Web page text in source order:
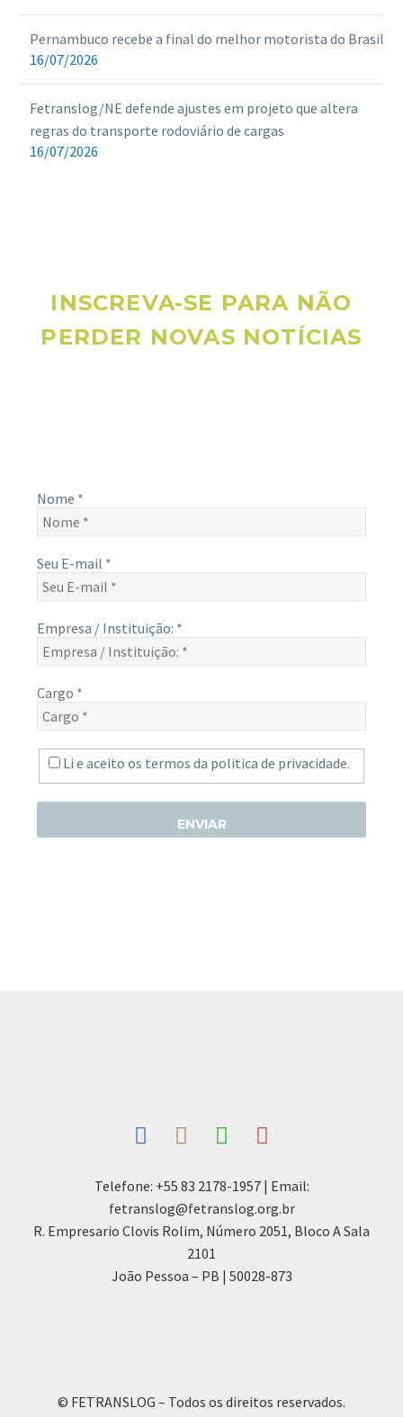
Pernambuco recebe a final do melhor motorista do Brasil
16/07/2026
Fetranslog/NE defende ajustes em projeto que altera
regras do transporte rodoviário de cargas
16/07/2026
INSCREVA-SE PARA NÃO
PERDER NOVAS NOTÍCIAS
Nome *
Seu E-mail *
Empresa / Instituição: *
Cargo *
Li e aceito os termos da politica de privacidade.
Telefone: +55 83 2178-1957 | Email:
fetranslog@fetranslog.org.br
R. Empresario Clovis Rolim, Número 2051, Bloco A Sala
2101
João Pessoa – PB | 50028-873
© FETRANSLOG – Todos os direitos reservados.